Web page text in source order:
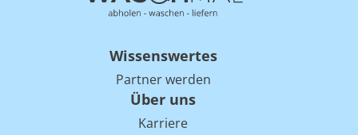
Wissenswertes
Partner werden
Über uns
Karriere